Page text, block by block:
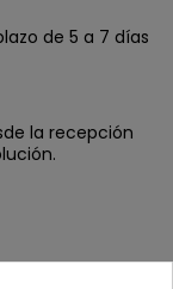
de 5 a 7 días
la recepción